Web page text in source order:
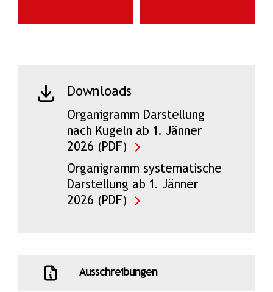
Downloads
Organigramm Darstellung
nach Kugeln ab 1. Jänner
2026 (PDF)
Organigramm systematische
Darstellung ab 1. Jänner
2026 (PDF)
Ausschreibungen